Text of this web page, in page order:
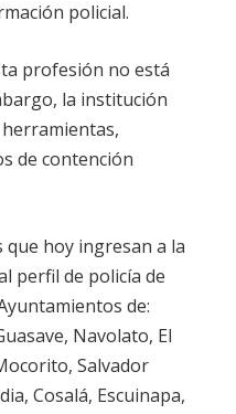
policial.
profesión no está
la institución
de contención
hoy ingresan a la
perfil de policía de
de:
Navolato, El
Salvador
Cosalá, Escuinapa,